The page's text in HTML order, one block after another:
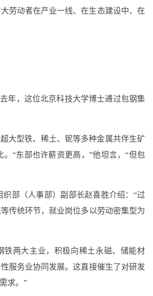
劳动者在产业一线、在生态建设中、在
年，这位北京科技大学博士通过包钢集
大型铁、稀土、铌等多种金属共伴生矿
“东部也许薪资更高，”他坦言，“但包
部（人事部）副部长赵喜胜介绍：“过
传统环节，就业岗位多以劳动密集型为
两大主业，积极向稀土永磁、储能材
服务业协同发展。这直接催生了对研发
求。”